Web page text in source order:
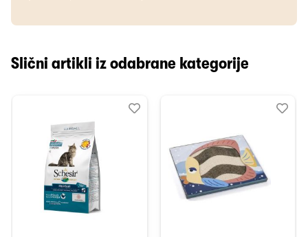
Slični artikli iz odabrane kategorije
Dodaj
Uporedi